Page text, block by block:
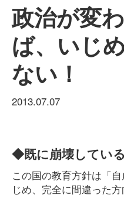
政治が変
ば、いじ
ない！
2013.07.07
◆既に崩壊してい
この国の教育方針は「
じめ、完全に間違った